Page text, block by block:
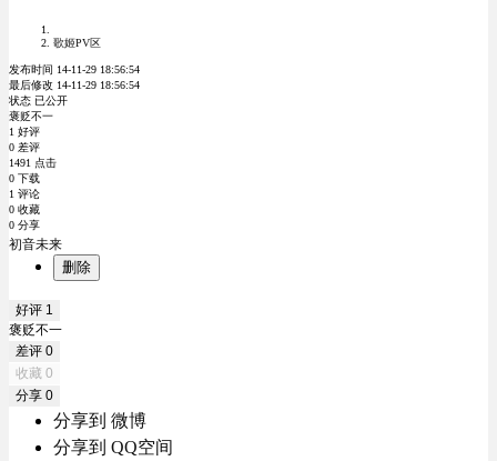
歌姬PV区
发布时间 14-11-29 18:56:54
最后修改 14-11-29 18:56:54
状态 已公开
褒贬不一
1 好评
0 差评
1491 点击
0 下载
1 评论
0 收藏
0 分享
初音未来
删除
好评 1
褒贬不一
差评 0
收藏 0
分享 0
分享到 微博
分享到 QQ空间